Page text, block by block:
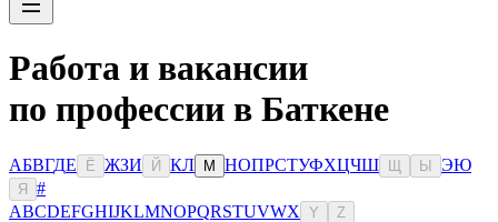
Работа и вакансии
по профессии в Баткене
АБВГДЕ Ё ЖЗИ Й КЛ М НОПРСТУФХЦЧШ Ы ЭЮ
Я
#
ABCDEFGHIJKLMNOPQRSTUVWX Y Z